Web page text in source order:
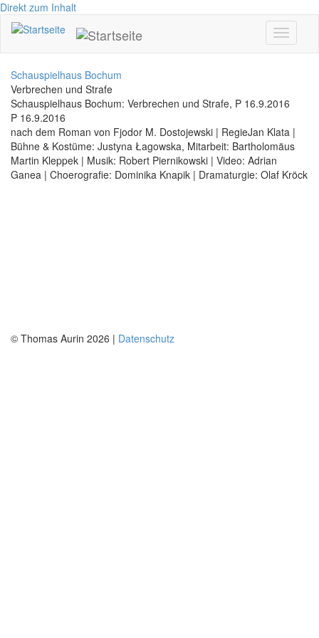
Direkt zum Inhalt
Toggle
Schauspielhaus Bochum
Verbrechen und Strafe
Schauspielhaus Bochum: Verbrechen und Strafe, P 16.9.2016
P 16.9.2016
nach dem Roman von Fjodor M. Dostojewski | RegieJan Klata |
Bühne & Kostüme: Justyna Łagowska, Mitarbeit: Bartholomäus
Martin Kleppek | Musik: Robert Piernikowski | Video: Adrian
Ganea | Choerografie: Dominika Knapik | Dramaturgie: Olaf Kröck
© Thomas Aurin 2026 | Datenschutz